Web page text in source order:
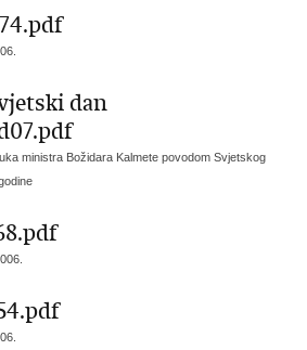
dan
ministra Božidara Kalmete povodom Svjetskog